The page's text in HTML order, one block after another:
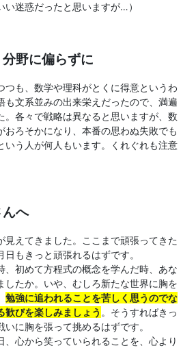
い迷惑だったと思いますが…）
野に偏らずに
つも、数学や理科がとくに得意というわ
も文系並みの出来栄えだったので、満遍
。各々で戦略は異なると思いますが、数
おろそかになり、本番の思わぬ失敗でも
いう人が何人もいます。くれぐれも注意
へ
見えてきました。ここまで頑張ってきた
もきっと頑張れるはずです。
、初めて方程式の概念を学んだ時、あな
したか。いや、むしろ新たな世界に胸を
勉強に追われることを苦しく思うのでな
歓びを楽しみましょう 。そうすればきっ
に胸を張って挑めるはずです。
、心から笑っていられることを、心より